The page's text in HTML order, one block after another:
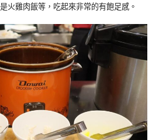
火雞肉飯等，吃起來非常的有飽足感。